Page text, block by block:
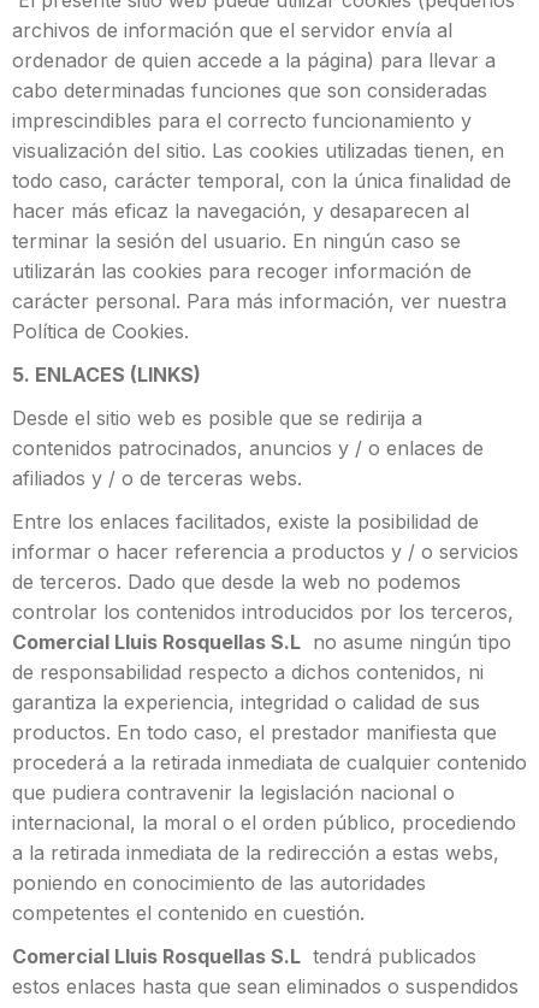
archivos de información que el servidor envía al
ordenador de quien accede a la página) para llevar a
cabo determinadas funciones que son consideradas
imprescindibles para el correcto funcionamiento y
visualización del sitio. Las cookies utilizadas tienen, en
todo caso, carácter temporal, con la única finalidad de
hacer más eficaz la navegación, y desaparecen al
terminar la sesión del usuario. En ningún caso se
utilizarán las cookies para recoger información de
carácter personal. Para más información, ver nuestra
Política de Cookies.
5. ENLACES (LINKS)
Desde el sitio web es posible que se redirija a
contenidos patrocinados, anuncios y / o enlaces de
afiliados y / o de terceras webs.
Entre los enlaces facilitados, existe la posibilidad de
informar o hacer referencia a productos y / o servicios
de terceros. Dado que desde la web no podemos
controlar los contenidos introducidos por los terceros,
Comercial Lluis Rosquellas S.L no asume ningún tipo
de responsabilidad respecto a dichos contenidos, ni
garantiza la experiencia, integridad o calidad de sus
productos. En todo caso, el prestador manifiesta que
procederá a la retirada inmediata de cualquier contenido
que pudiera contravenir la legislación nacional o
internacional, la moral o el orden público, procediendo
a la retirada inmediata de la redirección a estas webs,
poniendo en conocimiento de las autoridades
competentes el contenido en cuestión.
Comercial Lluis Rosquellas S.L tendrá publicados
estos enlaces hasta que sean eliminados o suspendidos